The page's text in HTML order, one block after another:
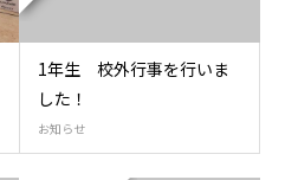
1年生 校外行事を行いま
した！
お知らせ